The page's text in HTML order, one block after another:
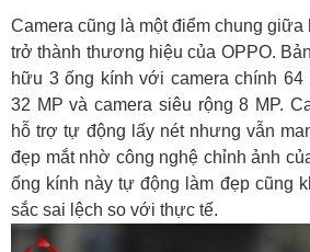
Camera cũng là một điểm chung giữa
trở thành thương hiệu của OPPO.
hữu 3 ống kính với camera chính 64
32 MP và camera siêu rộng 8 MP.
hỗ trợ tự động lấy nét nhưng vẫn
đẹp mắt nhờ công nghệ chỉnh ảnh
ống kính này tự động làm đẹp cũng
sắc sai lệch so với thực tế.